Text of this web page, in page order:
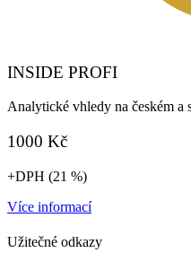
INSIDE PROFI
Analytické vhledy na českém a
1000 Kč
+DPH (21 %)
Více informací
Užitečné odkazy